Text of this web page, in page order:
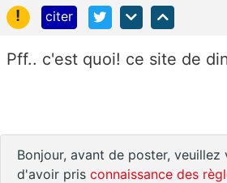
!
citer
Pff.. c'est quoi! ce site de
Bonjour, avant de poster, veuillez
d'avoir pris connaissance des